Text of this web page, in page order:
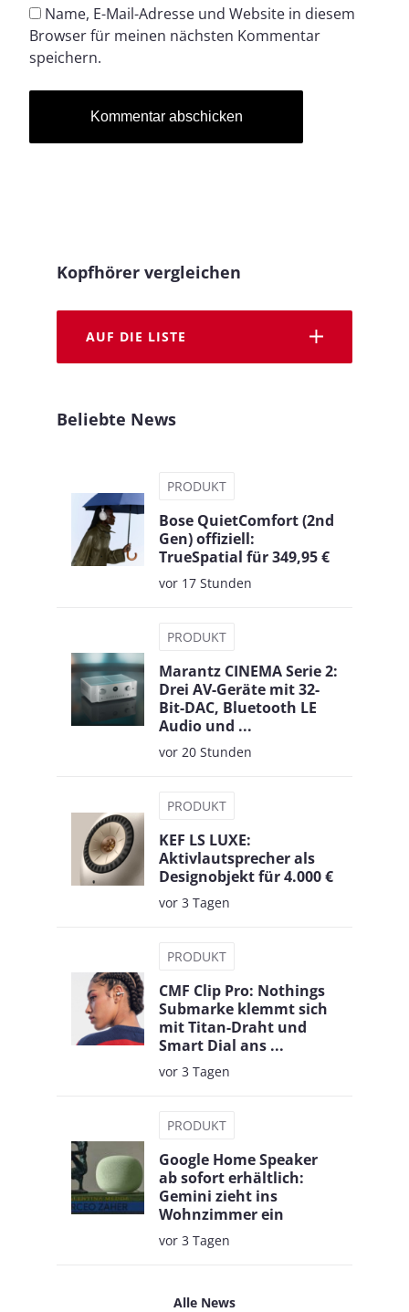
Name, E-Mail-Adresse und Website in diesem
Browser für meinen nächsten Kommentar
speichern.
Kopfhörer vergleichen
AUF DIE LISTE
Beliebte News
PRODUKT
Bose QuietComfort (2nd
Gen) offiziell:
TrueSpatial für 349,95 €
vor 17 Stunden
PRODUKT
Marantz CINEMA Serie 2:
Drei AV-Geräte mit 32-
Bit-DAC, Bluetooth LE
Audio und ...
vor 20 Stunden
PRODUKT
KEF LS LUXE:
Aktivlautsprecher als
Designobjekt für 4.000 €
vor 3 Tagen
PRODUKT
CMF Clip Pro: Nothings
Submarke klemmt sich
mit Titan-Draht und
Smart Dial ans ...
vor 3 Tagen
PRODUKT
Google Home Speaker
ab sofort erhältlich:
Gemini zieht ins
Wohnzimmer ein
vor 3 Tagen
Alle News